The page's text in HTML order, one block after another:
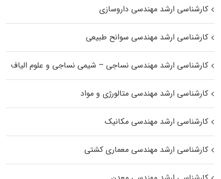
کارشناسی ارشد مهندسی داروسازی
کارشناسی ارشد مهندسی سوانح طبیعی
کارشناسی ارشد مهندسی نساجی – شیمی نساجی و علوم الیاف
کارشناسی ارشد مهندسی متالورژی و مواد
کارشناسی ارشد مهندسی مکانیک
کارشناسی ارشد مهندسی معماری کشتی